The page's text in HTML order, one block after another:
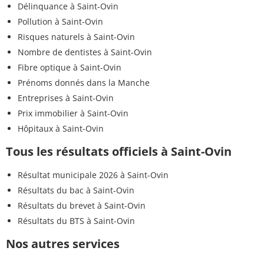
Délinquance à Saint-Ovin
Pollution à Saint-Ovin
Risques naturels à Saint-Ovin
Nombre de dentistes à Saint-Ovin
Fibre optique à Saint-Ovin
Prénoms donnés dans la Manche
Entreprises à Saint-Ovin
Prix immobilier à Saint-Ovin
Hôpitaux à Saint-Ovin
Tous les résultats officiels à Saint-Ovin
Résultat municipale 2026 à Saint-Ovin
Résultats du bac à Saint-Ovin
Résultats du brevet à Saint-Ovin
Résultats du BTS à Saint-Ovin
Nos autres services